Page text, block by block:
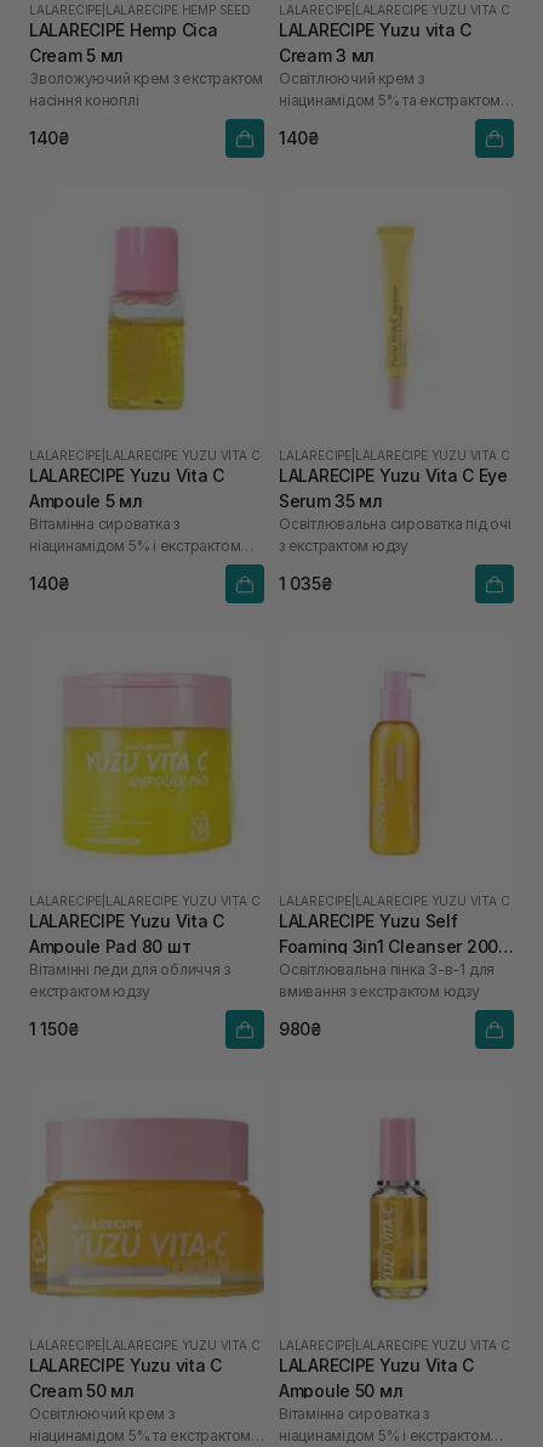
LALARECIPE LALARECIPE HEMP SEED
LALARECIPE Hemp Cica
Cream 5 мл
Зволожуючий крем з екстрактом
насіння коноплі
140₴
LALARECIPE LALARECIPE YUZU VITA C
LALARECIPE Yuzu vita C
Cream 3 мл
Освітлюючий крем з
ніацинамідом 5% та екстрактом
140₴
LALARECIPE LALARECIPE YUZU VITA C
LALARECIPE Yuzu Vita C
Ampoule 5 мл
Вітамінна сироватка з
ніацинамідом 5% і екстрактом
140₴
LALARECIPE LALARECIPE YUZU VITA C
LALARECIPE Yuzu Vita C Eye
Serum 35 мл
Освітлювальна сироватка під очі
з екстрактом юдзу
1 035₴
LALARECIPE LALARECIPE YUZU VITA C
LALARECIPE Yuzu Vita C
Ampoule Pad 80 шт
Вітамінні педи для обличчя з
екстрактом юдзу
1 150₴
LALARECIPE LALARECIPE YUZU VITA C
LALARECIPE Yuzu Self
Foaming 3in1 Cleanser 200
мл
Освітлювальна пінка 3-в-1 для
вмивання з екстрактом юдзу
980₴
LALARECIPE LALARECIPE YUZU VITA C
LALARECIPE Yuzu vita C
Cream 50 мл
Освітлюючий крем з
ніацинамідом 5% та екстрактом
LALARECIPE LALARECIPE YUZU VITA C
LALARECIPE Yuzu Vita C
Ampoule 50 мл
Вітамінна сироватка з
ніацинамідом 5% і екстрактом